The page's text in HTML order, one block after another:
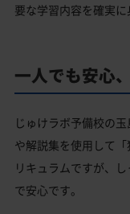
要な学習内容を確実に
一人でも安心
じゅけラボ予備校の
や解説集を使用して
リキュラムですが、
で安心です。